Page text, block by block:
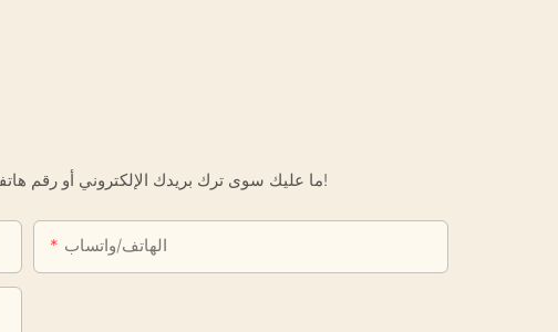
ما عليك سوى ترك بريدك الإلكتروني أو رقم هاتفك في نموذج الاتصال حتى نتمكن من إرسال عرض أسعار مجاني لك لمجموعة واسعة من التصاميم لدينا!
الهاتف/واتساب